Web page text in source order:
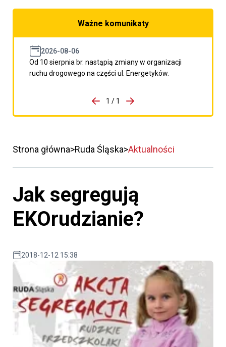
Ważne komunikaty
2026-08-06
Od 10 sierpnia br. nastąpią zmiany w organizacji
ruchu drogowego na części ul. Energetyków.
porzpedniego komunikatu
1 / 1
Przejdź do następnego
Strona główna Ruda Śląska Aktualności
Jak segregują
EKOrudzianie?
2018-12-12 15:38